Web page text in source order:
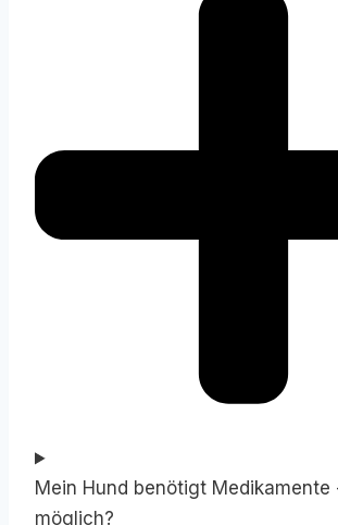
Mein Hund benötigt Medikamente
möglich?